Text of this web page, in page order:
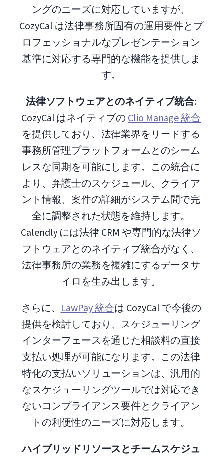
ングのニーズに対応していますが、
CozyCal は法律事務所固有の運用要件とプ
ロフェッショナルなプレゼンテーション
基準に対応する専門的な機能を提供しま
す。
法律ソフトウェアとのネイティブ統合:
CozyCal はネイティブの Clio Manage 統合
を提供しており、法律業界をリードする
事務所管理プラットフォームとのシーム
レスな同期を可能にします。この統合に
より、弁護士のスケジュール、クライア
ント情報、案件の詳細がシステム間で完
全に調整された状態を維持します。
Calendly には法律 CRM や専門的な法律ソ
フトウェアとのネイティブ統合がなく、
法律事務所の業務を複雑にするデータサ
イロを生み出します。
さらに、 LawPay 統合は CozyCal で今後の
提供を検討しており、スケジューリング
インターフェースを通じた相談料の直接
支払い処理が可能になります。この法律
特化の支払いソリューションは、汎用的
なスケジューリングツールでは対応でき
ないコンプライアンス要件とクライアン
トの利便性のニーズに対応します。
ハイブリッドリソースとチームスケジュ